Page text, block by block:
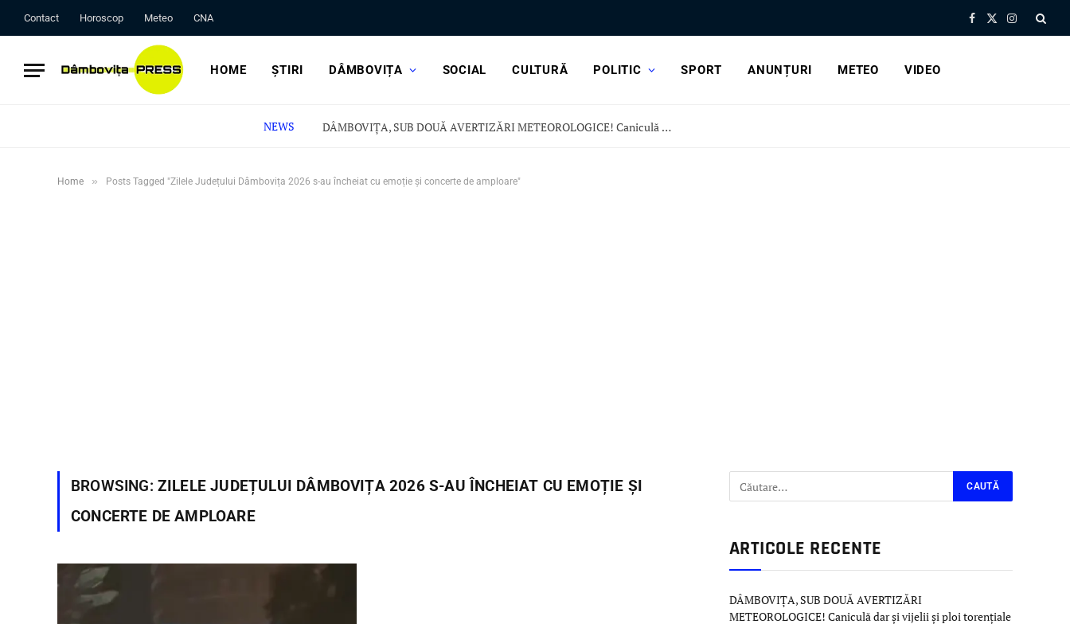
Contact Horoscop Meteo CNA Facebook
X
Instagram
HOME ȘTIRI DÂMBOVIȚA SOCIAL CULTURĂ POLITIC SPORT ANUNȚURI METEO VIDEO
NEWS DÂMBOVIȚA, SUB DOUĂ AVERTIZĂRI METEOROLOGICE! Caniculă dar și vijelii și ploi torențiale
Home » Posts Tagged "Zilele Județului Dâmbovița 2026 s-au încheiat cu emoție și concerte de amploare"
BROWSING: ZILELE JUDEȚULUI DÂMBOVIȚA 2026 S-AU ÎNCHEIAT CU EMOȚIE ȘI
CONCERTE DE AMPLOARE
ARTICOLE RECENTE
DÂMBOVIȚA, SUB DOUĂ AVERTIZĂRI
METEOROLOGICE! Caniculă dar și vijelii și ploi torențiale